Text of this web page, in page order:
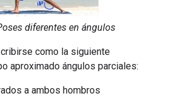
diferentes en ángulos
como la siguiente
aproximado ángulos parciales:
a ambos hombros